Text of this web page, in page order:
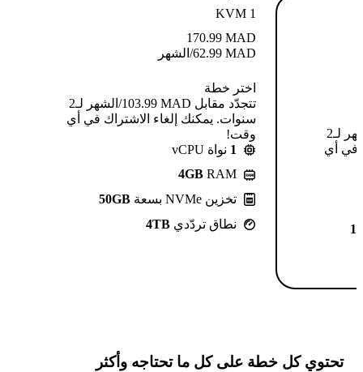
KVM 1
MAD
170.99
MAD
62.99/الشهر
اختر خطة
تتجدّد مقابل MAD ⁦103.99⁩/الشهر لـ2
سنوات. يمكنك إلغاء الاشتراك في أي
وقت!
1 نواة vCPU
4GB RAM
تخزين NVMe بسعة
50GB
نطاق تردّدي 4TB
تتجدّد مقابل MAD ⁦124.99⁩/الشهر لـ2
في أي
تحتوي كل خطة على كل ما تحتاجه وأكثر